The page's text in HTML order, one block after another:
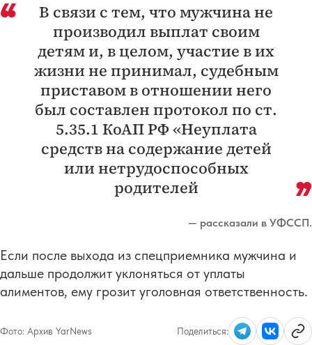
В связи с тем, что мужчина не
производил выплат своим
детям и, в целом, участие в их
жизни не принимал, судебным
приставом в отношении него
был составлен протокол по ст.
5.35.1 КоАП РФ «Неуплата
средств на содержание детей
или нетрудоспособных
родителей
— рассказали в УФССП.
Если после выхода из спецприемника мужчина и
дальше продолжит уклоняться от уплаты
алиментов, ему грозит уголовная ответственность.
Фото: Архив YarNews Поделиться: